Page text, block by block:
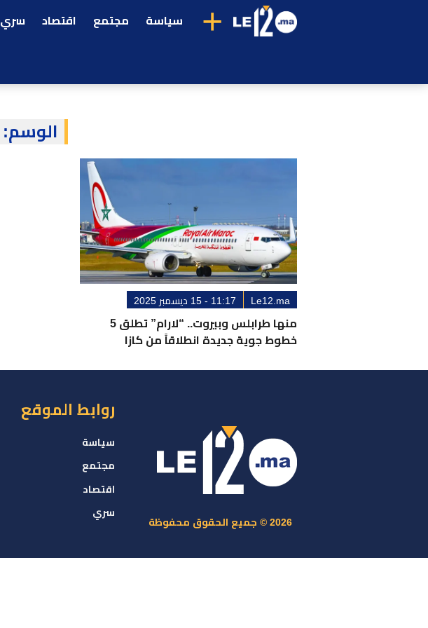
+ سياسة مجتمع اقتصاد سري
الوسم:
Le12.ma 11:17 - 15 ديسمبر 2025
منها طرابلس وبيروت.. “لارام” تطلق 5
خطوط جوية جديدة انطلاقاً من كازا
2026 © جميع الحقوق محفوظة
روابط الموقع
سياسة
مجتمع
اقتصاد
سري